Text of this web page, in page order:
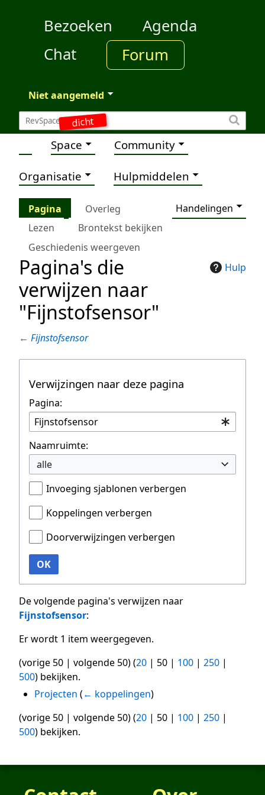
dicht
Bezoeken
Agenda
Chat
Forum
Niet aangemeld
Space Community
Organisatie Hulpmiddelen
Pagina Overleg
Handelingen
Lezen
Brontekst bekijken
Geschiedenis weergeven
Hulp
Pagina's die
verwijzen naar
"Fijnstofsensor"
← Fijnstofsensor
Verwijzingen naar deze pagina
Pagina:
Naamruimte:
alle
Invoeging sjablonen verbergen
Koppelingen verbergen
Doorverwijzingen verbergen
OK
De volgende pagina's verwijzen naar
Fijnstofsensor:
Er wordt 1 item weergegeven.
(vorige 50 | volgende 50) (20 | 50 | 100 | 250 |
500) bekijken.
Projecten (← koppelingen)
(vorige 50 | volgende 50) (20 | 50 | 100 | 250 |
500) bekijken.